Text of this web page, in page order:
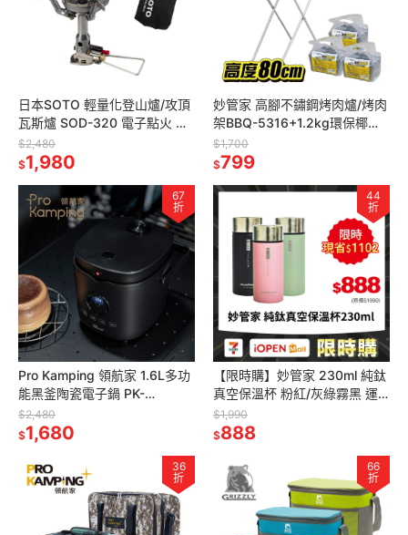
日本SOTO 輕量化登山爐/攻頂
瓦斯爐 SOD-320 電子點火 野
營高山爐 露營野炊爐頭
$2,480
$1,980
妙管家 高腳不鏽鋼烤肉爐/烤肉
架BBQ-5316+1.2kg環保椰炭3
入 中秋燒烤超值組 露營炭烤爐
$1,700
$799
67
折
Pro Kamping 領航家 1.6L多功
能黑釜陶瓷電子鍋 PK-
EC4W2L 四人份露營飯鍋 租屋
族料理鍋 電鍋
$2,480
$1,680
44
折
【限時購】妙管家 230ml 純鈦
真空保溫杯 粉紅/灰綠霧黑 運
動登山保溫瓶/純鈦水壺/露營杯
具
$1,990
$888
36
折
66
折